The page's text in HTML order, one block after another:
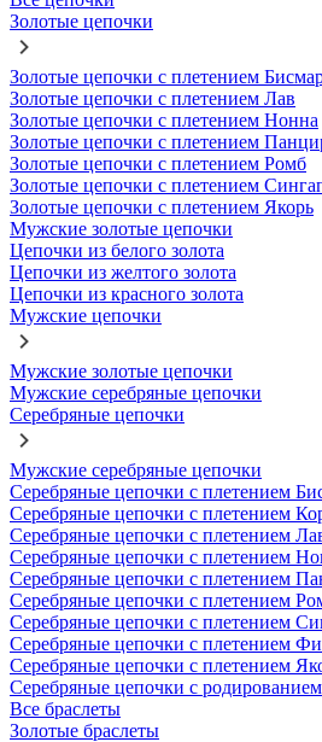
Золотые цепочки
Золотые цепочки с плетением
Золотые цепочки с плетением Лав
Золотые цепочки с плетением Нонна
Золотые цепочки с плетением
Золотые цепочки с плетением Ромб
Золотые цепочки с плетением
Золотые цепочки с плетением Якорь
Мужские золотые цепочки
Цепочки из белого золота
Цепочки из желтого золота
Цепочки из красного золота
Мужские цепочки
Мужские золотые цепочки
Мужские серебряные цепочки
Серебряные цепочки
Мужские серебряные цепочки
Серебряные цепочки с плетением
Серебряные цепочки с плетением
Серебряные цепочки с плетением
Серебряные цепочки с плетением
Серебряные цепочки с плетением
Серебряные цепочки с плетением
Серебряные цепочки с плетением
Серебряные цепочки с плетением
Серебряные цепочки с плетением
Серебряные цепочки с родированием
Все браслеты
Золотые браслеты